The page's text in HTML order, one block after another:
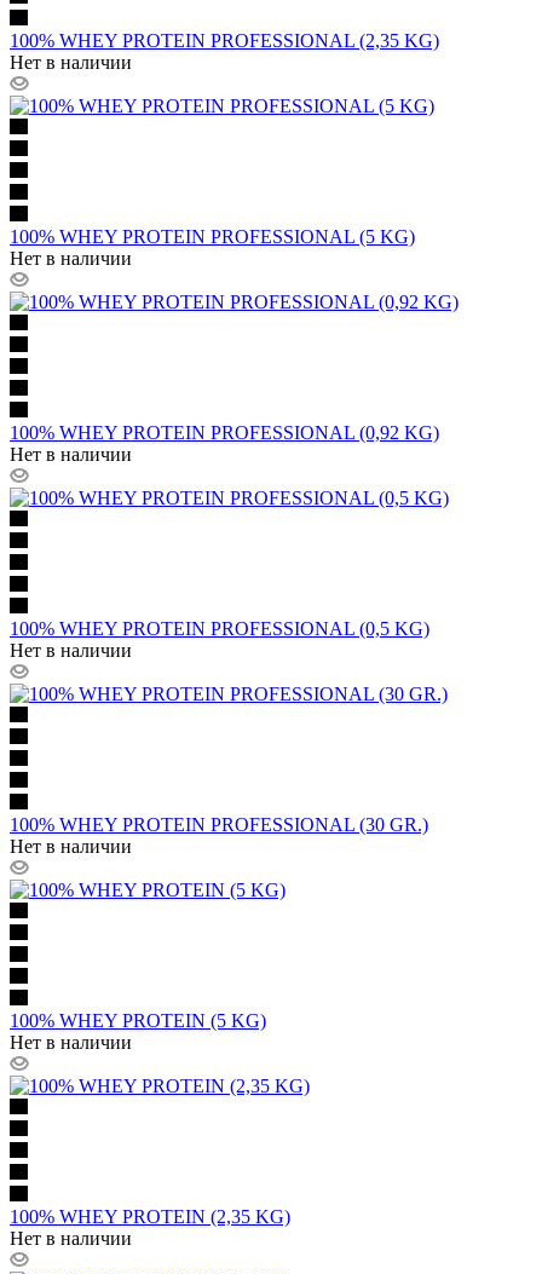
100% WHEY PROTEIN PROFESSIONAL (2,35 KG)
Нет в наличии
100% WHEY PROTEIN PROFESSIONAL (5 KG)
Нет в наличии
100% WHEY PROTEIN PROFESSIONAL (0,92 KG)
Нет в наличии
100% WHEY PROTEIN PROFESSIONAL (0,5 KG)
Нет в наличии
100% WHEY PROTEIN PROFESSIONAL (30 GR.)
Нет в наличии
100% WHEY PROTEIN (5 KG)
Нет в наличии
100% WHEY PROTEIN (2,35 KG)
Нет в наличии